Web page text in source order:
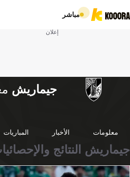
مباشر
إعلان
جيماريش
معلومات الأخبار المباريات
جيماريش النتائج